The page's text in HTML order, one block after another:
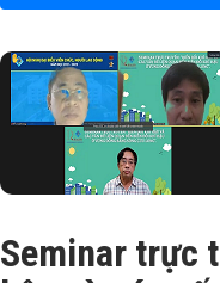
Seminar trực